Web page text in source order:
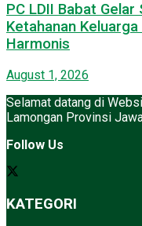
PC LDII Babat
Ketahanan
Harmonis
August 1, 2026
Selamat datang di
Lamongan Provinsi
Follow Us
KATEGORI